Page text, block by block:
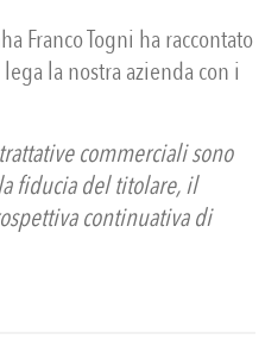
Franco Togni ha raccontato
la nostra azienda con i
commerciali sono
fiducia del titolare, il
continuativa di